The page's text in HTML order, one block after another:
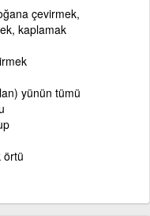
çevirmek,
kaplamak
yünün tümü
örtü